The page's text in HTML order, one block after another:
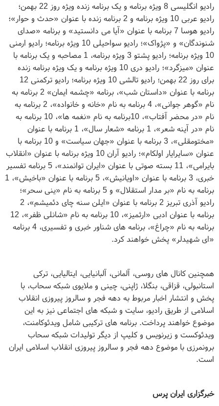
رادیو انگلیسی 8 ویژه برنامه و یک برنامه زنده ویژه روز 22 بهمن؛
رادیو عربی 10 ویژه برنامه و 2 برنامه زنده با عنوان «حدث و حوار»؛
رادیو هوسا 7 برنامه با عنوان «آیا می دانستید» و برنامه «صدای
شنوندگان» و «پژواک»؛ رادیو سواحیلی 10 ویژه برنامه؛ رادیو ارمنی
10 ویژه برنامه؛ رادیو پشتو 3 ویژه برنامه، 1 مصاحبه و یک برنامه با
عنوان «میزگرد»؛ رادیو دری 10 ویژه برنامه و یک ویژه برنامه زنده
برای روز 22 بهمن؛ رادیو تالشی 10 ویژه برنامه؛ رادیو ترکمنی 12
برنامه با عنوان «داستان شب»، برنامه «چشمه ایمان» 2 برنامه به
نام «گوهر جوانی»، 4 برنامه به نام «خانه و خانواده»، 2 برنامه به
نام «در محضر آفتاب»، 10برنامه به نام «نغمه ها»، 10 برنامه به
نام «در آینه شعر»، 1 برنامه «شعار سال»، 1 برنامه با عنوان
«مختومقلی»، 3 برنامه با عنوان «جهان سیاست» و 10 برنامه با
عنوان «سایرایار اولکام»؛ رادیو آران 10 ویژه برنامه با عنوان «انقلاب
بایرامی»، 11 بسته صوتی با عنوان «ایران توانمند»، 5 برنامه تفسیر
خبری، 3 برنامه با عنوان «اویانیش»، 5 برنامه با عنوان «باخیش»، 1
برنامه به نام «بر مدار استقلال» و 5 برنامه به نام «ینی سحر»؛
رادیو آذری تبریز 2 برنامه با عنوان «ایلن سنه چای دئمیشم»، 2
برنامه با عنوان ادبی «ارثمیز»، 10 برنامه به نام «شانلی ظفر»، 12
برنامه به نام «چراغ»، برنامه های شناور خبری و تفسیری، 4 برنامه
«ای شهیدلر» پخش خواهند کرد.
همچنین کانال های روسی، آلمانی، آلبانیایی، ایتالیایی، ترکی
استانبولی، قزاقی، بنگلا، ژاپنی، چینی و ملایوی شبکه سحاب، با
پخش و انتشار اخبار مربوط به دهه فجر و سالروز پیروزی انقلاب
اسلامی از طریق رادیو، سایت و شبکه های اجتماعی نیز به این
موضوع خواهند پرداخت. برنامه های ترکیبی شامل ویدئوکامنت،
ویدئوکست و زیرنویس و کلیپ از دیگر تولیدات شبکه سحاب
برونمرزی با موضوع دهه فجر و سالروز پیروزی انقلاب اسلامی ایران
است.
خبرگزاری ایران پرس